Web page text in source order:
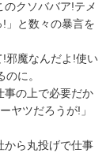
クソババア!テメ
」と数々の暴言を
邪魔なんだよ!使い
に。
事の上で必要だか
ヤツだろうが!」
から丸投げで仕事